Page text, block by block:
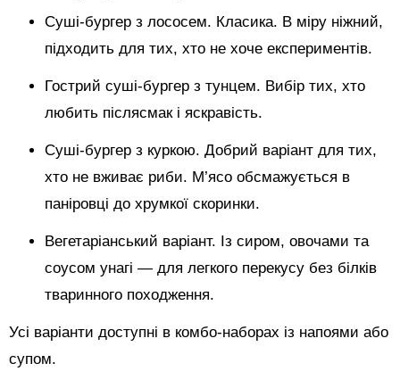
Суші-бургер з лососем. Класика. В міру ніжний,
підходить для тих, хто не хоче експериментів.
Гострий суші-бургер з тунцем. Вибір тих, хто
любить післясмак і яскравість.
Суші-бургер з куркою. Добрий варіант для тих,
хто не вживає риби. М’ясо обсмажується в
паніровці до хрумкої скоринки.
Вегетаріанський варіант. Із сиром, овочами та
соусом унагі — для легкого перекусу без білків
тваринного походження.
Усі варіанти доступні в комбо-наборах із напоями або
супом.